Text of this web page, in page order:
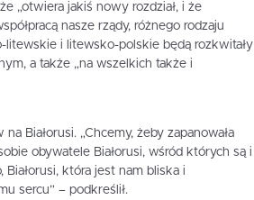
„otwiera jakiś nowy rozdział, i że
nasze rządy, różnego rodzaju
i litewsko-polskie będą rozkwitały
a także „na wszelkich także i
Białorusi. „Chcemy, żeby zapanowała
obywatele Białorusi, wśród których są i
która jest nam bliska i
sercu” – podkreślił.